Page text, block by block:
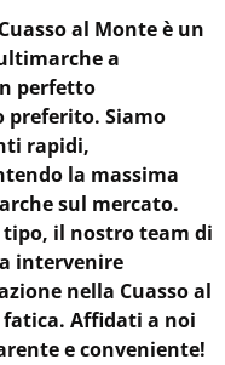
al Monte è un
a
perfetto
Siamo
rapidi,
la massima
sul mercato.
il nostro team di
intervenire
nella Cuasso al
Affidati a noi
e conveniente!